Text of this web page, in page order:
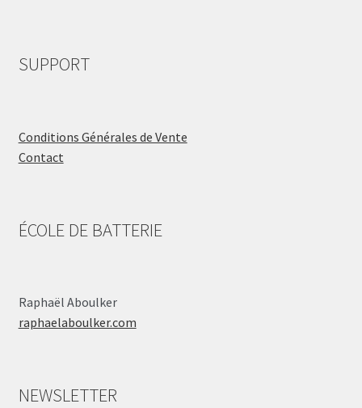
SUPPORT
Conditions Générales de Vente
Contact
ÉCOLE DE BATTERIE
Raphaël Aboulker
raphaelaboulker.com
NEWSLETTER